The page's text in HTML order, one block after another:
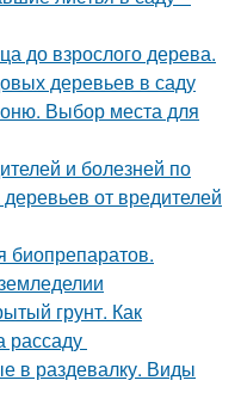
до взрослого дерева.
деревьев в саду
Выбор места для
и болезней по
от вредителей
биопрепаратов.
грунт. Как
рассаду
в раздевалку. Виды